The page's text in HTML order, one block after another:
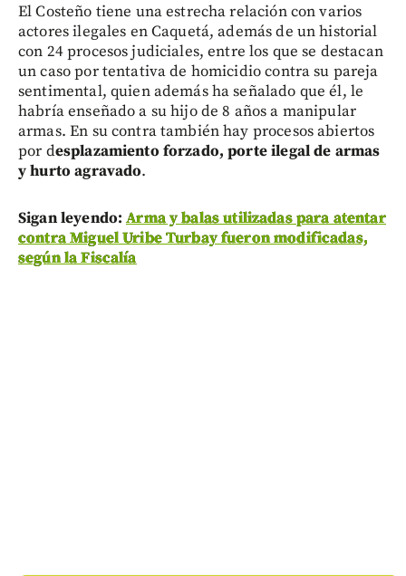
El Costeño tiene una estrecha relación con varios
actores ilegales en Caquetá, además de un historial
con 24 procesos judiciales, entre los que se destacan
un caso por tentativa de homicidio contra su pareja
sentimental, quien además ha señalado que él, le
habría enseñado a su hijo de 8 años a manipular
armas. En su contra también hay procesos abiertos
por desplazamiento forzado, porte ilegal de armas
y hurto agravado.
Sigan leyendo:Arma y balas utilizadas para atentar
contra Miguel Uribe Turbay fueron modificadas,
según la Fiscalía